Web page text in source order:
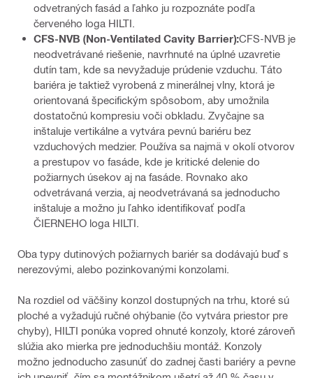
odvetraných fasád a ľahko ju rozpoznáte podľa
červeného loga HILTI.
CFS-NVB (Non-Ventilated Cavity Barrier):CFS‑NVB je
neodvetrávané riešenie, navrhnuté na úplné uzavretie
dutín tam, kde sa nevyžaduje prúdenie vzduchu. Táto
bariéra je taktiež vyrobená z minerálnej vlny, ktorá je
orientovaná špecifickým spôsobom, aby umožnila
dostatočnú kompresiu voči obkladu. Zvyčajne sa
inštaluje vertikálne a vytvára pevnú bariéru bez
vzduchových medzier. Používa sa najmä v okolí otvorov
a prestupov vo fasáde, kde je kritické delenie do
požiarnych úsekov aj na fasáde. Rovnako ako
odvetrávaná verzia, aj neodvetrávaná sa jednoducho
inštaluje a možno ju ľahko identifikovať podľa
ČIERNEHO loga HILTI.
Oba typy dutinových požiarnych bariér sa dodávajú buď s
nerezovými, alebo pozinkovanými konzolami.
Na rozdiel od väčšiny konzol dostupných na trhu, ktoré sú
ploché a vyžadujú ručné ohýbanie (čo vytvára priestor pre
chyby), HILTI ponúka vopred ohnuté konzoly, ktoré zároveň
slúžia ako mierka pre jednoduchšiu montáž. Konzoly
možno jednoducho zasunúť do zadnej časti bariéry a pevne